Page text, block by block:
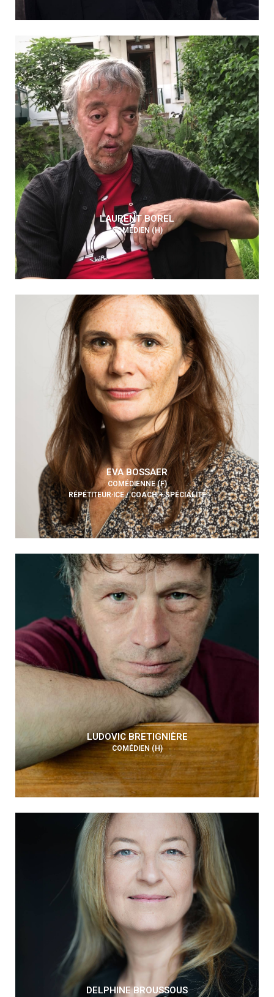
LAURENT BOREL
COMÉDIEN (H)
EVA BOSSAER
COMÉDIENNE (F)
RÉPÉTITEUR·ICE / COACH + SPÉCIALITÉ
LUDOVIC BRETIGNIÈRE
COMÉDIEN (H)
DELPHINE BROUSSOUS